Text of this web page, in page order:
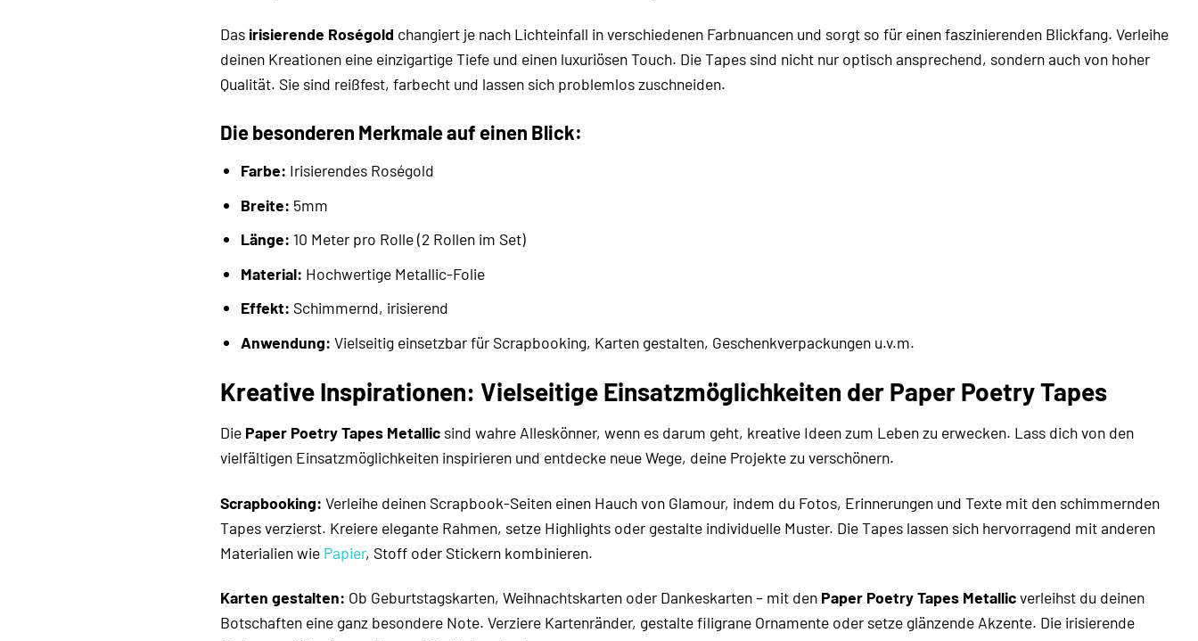
Das irisierende Roségold changiert je nach Lichteinfall in verschiedenen Farbnuancen und sorgt so für einen faszinierenden Blickfang. Verleihe
deinen Kreationen eine einzigartige Tiefe und einen luxuriösen Touch. Die Tapes sind nicht nur optisch ansprechend, sondern auch von hoher
Qualität. Sie sind reißfest, farbecht und lassen sich problemlos zuschneiden.
Die besonderen Merkmale auf einen Blick:
Farbe: Irisierendes Roségold
Breite: 5mm
Länge: 10 Meter pro Rolle (2 Rollen im Set)
Material: Hochwertige Metallic-Folie
Effekt: Schimmernd, irisierend
Anwendung: Vielseitig einsetzbar für Scrapbooking, Karten gestalten, Geschenkverpackungen u.v.m.
Kreative Inspirationen: Vielseitige Einsatzmöglichkeiten der Paper Poetry Tapes
Die Paper Poetry Tapes Metallic sind wahre Alleskönner, wenn es darum geht, kreative Ideen zum Leben zu erwecken. Lass dich von den
vielfältigen Einsatzmöglichkeiten inspirieren und entdecke neue Wege, deine Projekte zu verschönern.
Scrapbooking: Verleihe deinen Scrapbook-Seiten einen Hauch von Glamour, indem du Fotos, Erinnerungen und Texte mit den schimmernden
Tapes verzierst. Kreiere elegante Rahmen, setze Highlights oder gestalte individuelle Muster. Die Tapes lassen sich hervorragend mit anderen
Materialien wie Papier, Stoff oder Stickern kombinieren.
Karten gestalten: Ob Geburtstagskarten, Weihnachtskarten oder Dankeskarten – mit den Paper Poetry Tapes Metallicverleihst du deinen
Botschaften eine ganz besondere Note. Verziere Kartenränder, gestalte filigrane Ornamente oder setze glänzende Akzente. Die irisierende